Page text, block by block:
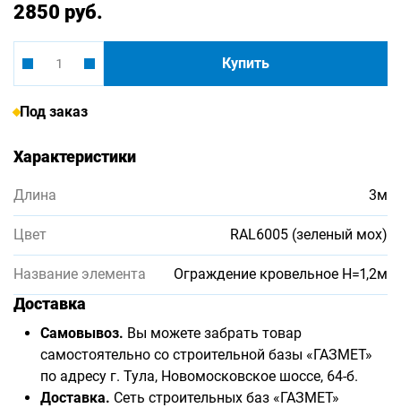
2850 руб.
Купить
Под заказ
Характеристики
Длина 3м
Цвет RAL6005 (зеленый мох)
Название элемента Ограждение кровельное Н=1,2м
Доставка
Самовывоз. Вы можете забрать товар
самостоятельно со строительной базы «ГАЗМЕТ»
по адресу г. Тула, Новомосковское шоссе, 64-б.
Доставка. Сеть строительных баз «ГАЗМЕТ»